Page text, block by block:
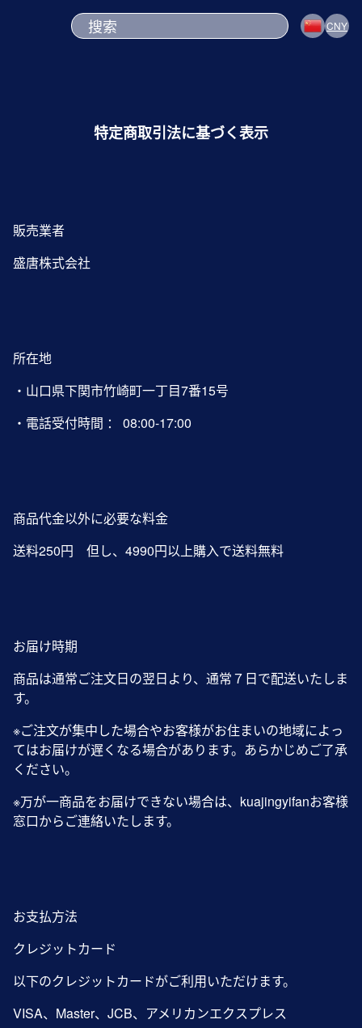
CNY
特定商取引法に基づく表示
販売業者
盛唐株式会社
所在地
・山口県下関市竹崎町一丁目7番15号
・電話受付時間 ： 08:00-17:00
商品代金以外に必要な料金
送料250円 但し、4990円以上購入で送料無料
お届け時期
商品は通常ご注文日の翌日より、通常７日で配送いたしま
す。
※ご注文が集中した場合やお客様がお住まいの地域によっ
てはお届けが遅くなる場合があります。あらかじめご了承
ください。
※万が一商品をお届けできない場合は、kuajingyifanお客様
窓口からご連絡いたします。
お支払方法
クレジットカード
以下のクレジットカードがご利用いただけます。
VISA、Master、JCB、アメリカンエクスプレス